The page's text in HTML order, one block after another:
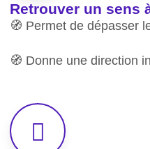
Retrouver un sens
🧭 Permet de dépasser
🧭 Donne une direction